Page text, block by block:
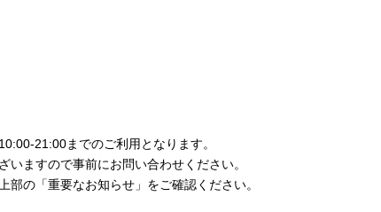
21:00までのご利用となります。
ますので事前にお問い合わせください。
の「重要なお知らせ」をご確認ください。